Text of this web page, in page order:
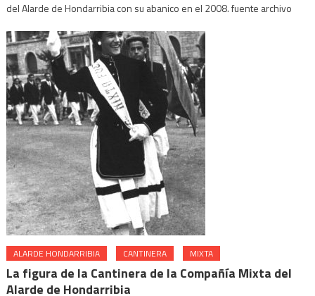
del Alarde de Hondarribia con su abanico en el 2008. fuente archivo
ALARDE HONDARRIBIA CANTINERA MIXTA
La figura de la Cantinera de la Compañía Mixta del
Alarde de Hondarribia